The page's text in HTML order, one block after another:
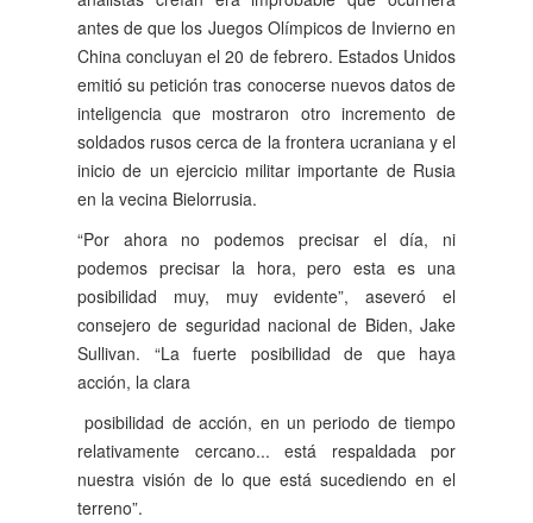
antes de que los Juegos Olímpicos de Invier­no en
China concluyan el 20 de febrero. Estados Uni­dos
emitió su petición tras conocerse nuevos datos de
inteligencia que mostraron otro incremento de
solda­dos rusos cerca de la fron­tera ucraniana y el
inicio de un ejercicio militar impor­tante de Rusia
en la vecina Bielorrusia.
“Por ahora no podemos precisar el día, ni
podemos precisar la hora, pero es­ta es una
posibilidad muy, muy evidente”, aseveró el
consejero de seguridad na­cional de Biden, Jake
Sulli­van. “La fuerte posibilidad de que haya
acción, la clara
posibilidad de acción, en un periodo de tiempo
relativa­mente cercano... está res­paldada por
nuestra visión de lo que está sucediendo en el
terreno”.